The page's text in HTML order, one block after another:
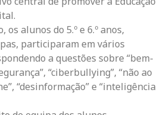
os alunos do 5.º e 6.º anos,
participaram em vários
a questões sobre “bem-
“ciberbullying”, “não ao
“desinformação” e “inteligência